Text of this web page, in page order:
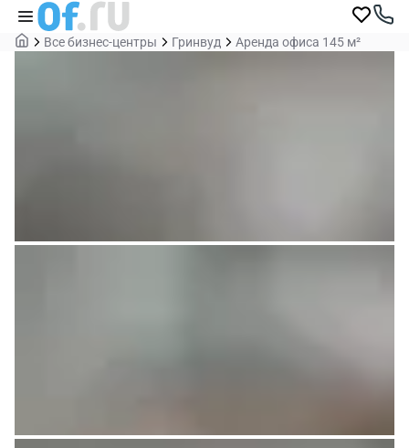
Все бизнес-центры Гринвуд Аренда офиса 145 м²